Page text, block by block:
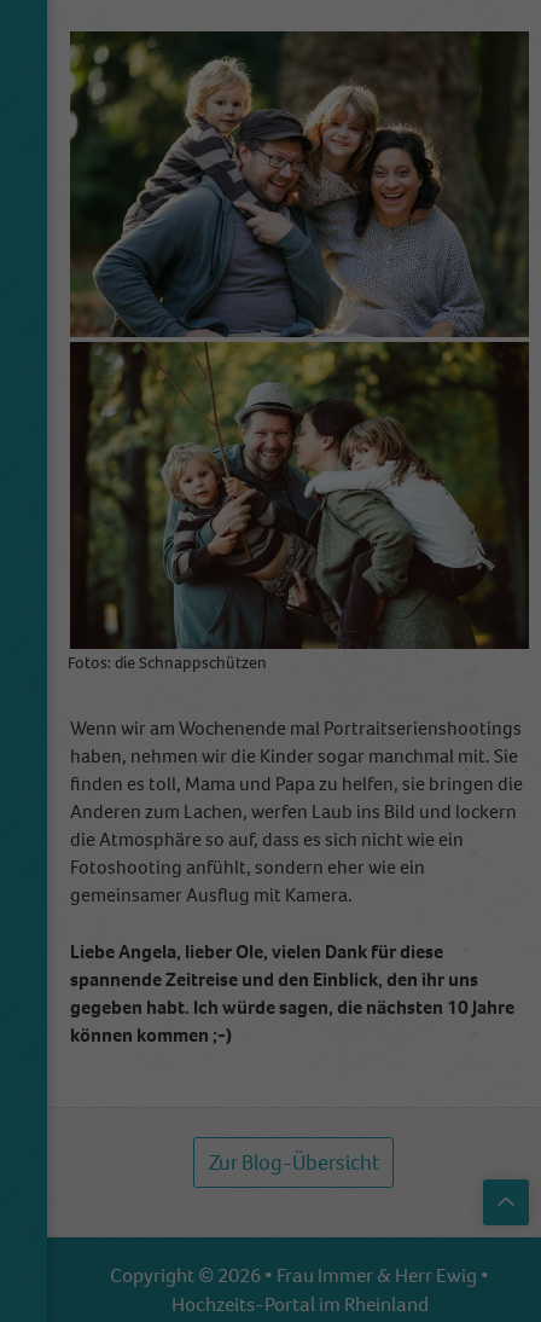
Fotos: die Schnappschützen
Wenn wir am Wochenende mal Portraitserienshootings
haben, nehmen wir die Kinder sogar manchmal mit. Sie
finden es toll, Mama und Papa zu helfen, sie bringen die
Anderen zum Lachen, werfen Laub ins Bild und lockern
die Atmosphäre so auf, dass es sich nicht wie ein
Fotoshooting anfühlt, sondern eher wie ein
gemeinsamer Ausflug mit Kamera.
Liebe Angela, lieber Ole, vielen Dank für diese
spannende Zeitreise und den Einblick, den ihr uns
gegeben habt. Ich würde sagen, die nächsten 10 Jahre
können kommen ;-)
Zur Blog-Übersicht
Top
Copyright © 2026 • Frau Immer & Herr Ewig •
Hochzeits-Portal im Rheinland